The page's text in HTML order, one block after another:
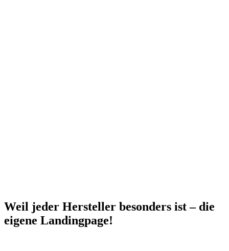
Weil jeder Hersteller besonders ist – die
eigene Landingpage!